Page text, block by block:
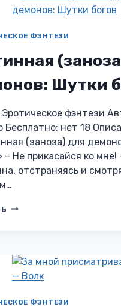
ФЭНТЕЗИ
Шутки
фэнтези
Бесплатно: нет 18
(заноза) для
– Не прикасайся ко мне!
отстраняясь и
ИСТИННАЯ
ШУТКИ
БОГОВ
ФЭНТЕЗИ